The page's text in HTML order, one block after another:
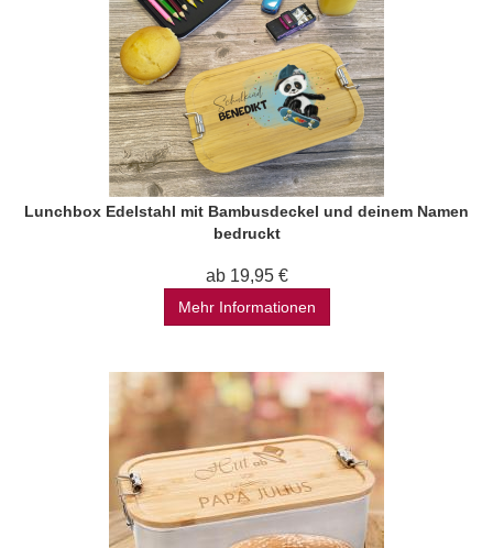
Lunchbox Edelstahl mit Bambusdeckel und deinem Namen
bedruckt
ab 19,95 €
Mehr Informationen